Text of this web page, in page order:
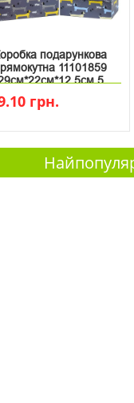
подарункова
11101859
5
грн.